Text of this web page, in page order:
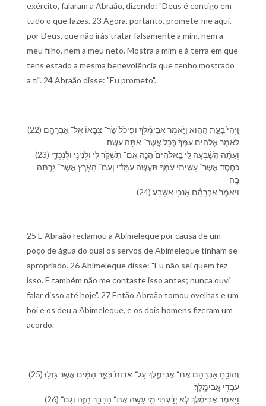
exército, falaram a Abraão, dizendo: "Deus é contigo em
tudo o que fazes. 23 Agora, portanto, promete-me aqui,
por Deus, que não irás tratar falsamente a mim, nem a
meu filho, nem a meu neto. Mostra a mim e à terra em que
tens estado a mesma benevolência que tenho mostrado
a ti". 24 Abraão disse: "Eu prometo".
(22) וַֽ⁠יְהִי֙ בָּ⁠עֵ֣ת הַ⁠הִ֔וא וַ⁠יֹּ֣אמֶר אֲבִימֶ֗לֶךְ וּ⁠פִיכֹל֙ שַׂר־ צְבָא֔⁠וֹ אֶל־ אַבְרָהָ֖ם
לֵ⁠אמֹ֑ר אֱלֹהִ֣ים עִמְּ⁠ךָ֔ בְּ⁠כֹ֥ל אֲשֶׁר־ אַתָּ֖ה עֹשֶֽׂה׃
(23) וְ⁠עַתָּ֗ה הִשָּׁ֨בְעָ⁠ה לִּ֤⁠י בֵֽ⁠אלֹהִים֙ הֵ֔נָּה אִם־ תִּשְׁקֹ֣ר לִ֔⁠י וּ⁠לְ⁠נִינִ֖⁠י וּ⁠לְ⁠נֶכְדִּ֑⁠י
כַּ⁠חֶ֜סֶד אֲשֶׁר־ עָשִׂ֤יתִי עִמְּ⁠ךָ֙ תַּעֲשֶׂ֣ה עִמָּדִ֔⁠י וְ⁠עִם־ הָ⁠אָ֖רֶץ אֲשֶׁר־ גַּ֥רְתָּה
בָּֽ⁠הּ׃
(24) וַ⁠יֹּ֨אמֶר֙ אַבְרָהָ֔ם אָנֹכִ֖י אִשָּׁבֵֽעַ׃
25 E Abraão reclamou a Abimeleque por causa de um
poço de água do qual os servos de Abimeleque tinham se
apropriado. 26 Abimeleque disse: "Eu não sei quem fez
isso. E também não me contaste isso antes; nunca ouvi
falar disso até hoje". 27 Então Abraão tomou ovelhas e um
boi e os deu a Abimeleque, e os dois homens fizeram um
acordo.
(25) וְ⁠הוֹכִ֥חַ אַבְרָהָ֖ם אֶת־ אֲבִימֶ֑לֶךְ עַל־ אֹדוֹת֙ בְּאֵ֣ר הַ⁠מַּ֔יִם אֲשֶׁ֥ר גָּזְל֖וּ
עַבְדֵ֥י אֲבִימֶֽלֶךְ׃
(26) וַ⁠יֹּ֣אמֶר אֲבִימֶ֔לֶךְ לֹ֣א יָדַ֔עְתִּי מִ֥י עָשָׂ֖ה אֶת־ הַ⁠דָּבָ֣ר הַ⁠זֶּ֑ה וְ⁠גַם־